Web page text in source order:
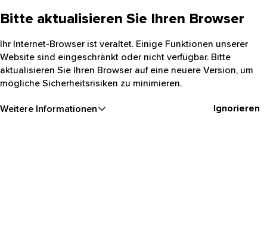
Bitte aktualisieren Sie Ihren Browser
Ihr Internet-Browser ist veraltet. Einige Funktionen unserer
Website sind eingeschränkt oder nicht verfügbar. Bitte
aktualisieren Sie Ihren Browser auf eine neuere Version, um
mögliche Sicherheitsrisiken zu minimieren.
Weitere Informationen Ignorieren